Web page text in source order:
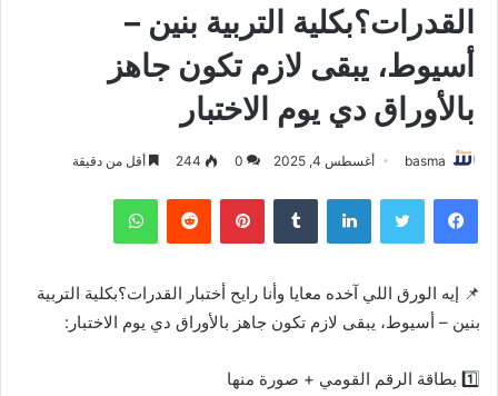
القدرات؟بكلية التربية بنين –
أسيوط، يبقى لازم تكون جاهز
بالأوراق دي يوم الاختبار
basma أغسطس 4, 2025 0
244 أقل من دقيقة
فيسبوك تويتر لينكدإن بينتيريست واتساب
📌 إيه الورق اللي آخده معايا وأنا رايح أختبار القدرات؟بكلية التربية
بنين – أسيوط، يبقى لازم تكون جاهز بالأوراق دي يوم الاختبار:
1️⃣ بطاقة الرقم القومي + صورة منها